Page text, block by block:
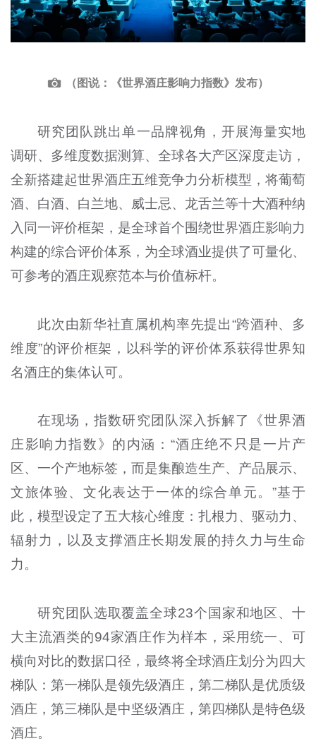
（图说：《世界酒庄影响力指数》发布）
研究团队跳出单一品牌视角，开展海量实地
调研、多维度数据测算、全球各大产区深度走访，
全新搭建起世界酒庄五维竞争力分析模型，将葡萄
酒、白酒、白兰地、威士忌、龙舌兰等十大酒种纳
入同一评价框架，是全球首个围绕世界酒庄影响力
构建的综合评价体系，为全球酒业提供了可量化、
可参考的酒庄观察范本与价值标杆。
此次由新华社直属机构率先提出“跨酒种、多
维度”的评价框架，以科学的评价体系获得世界知
名酒庄的集体认可。
在现场，指数研究团队深入拆解了《世界酒
庄影响力指数》的内涵：“酒庄绝不只是一片产
区、一个产地标签，而是集酿造生产、产品展示、
文旅体验、文化表达于一体的综合单元。”基于
此，模型设定了五大核心维度：扎根力、驱动力、
辐射力，以及支撑酒庄长期发展的持久力与生命
力。
研究团队选取覆盖全球23个国家和地区、十
大主流酒类的94家酒庄作为样本，采用统一、可
横向对比的数据口径，最终将全球酒庄划分为四大
梯队：第一梯队是领先级酒庄，第二梯队是优质级
酒庄，第三梯队是中坚级酒庄，第四梯队是特色级
酒庄。